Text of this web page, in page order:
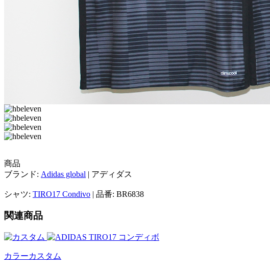
商品
ブランド: Adidas global | アディダス
シャツ: TIRO17 Condivo | 品番: BR6838
関連商品
カラーカスタム